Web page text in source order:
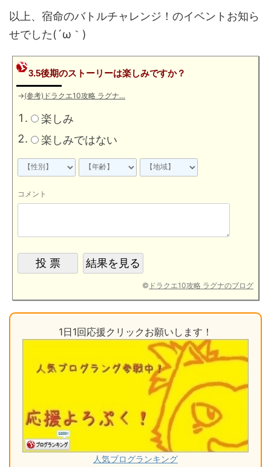
以上、宿命のバトルチャレンジ！のイベントお知ら
せでした(´ω｀)
3.5後期のストーリーは楽しみですか？
→(参考)ドラクエ10攻略 ラグナ…
楽しみ
楽しみではない
コメント
© ドラクエ10攻略 ラグナのブログ
1日1回応援クリックお願いします！
人気ブログランキング